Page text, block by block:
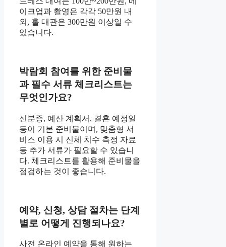
이크업과 촬영은 각각 50만원 내
외, 홀 대관은 300만원 이상일 수
있습니다.
박람회 참여를 위한 준비물
과 필수 서류 체크리스트는
무엇인가요?
신분증, 예산 계획서, 결혼 예정일
등이 기본 준비물이며, 맞춤형 서
비스 이용 시 신체 치수 측정 자료
등 추가 서류가 필요할 수 있습니
다. 체크리스트를 활용해 준비물을
점검하는 것이 좋습니다.
예약, 신청, 상담 절차는 단계
별로 어떻게 진행되나요?
사전 온라인 예약을 통해 원하는